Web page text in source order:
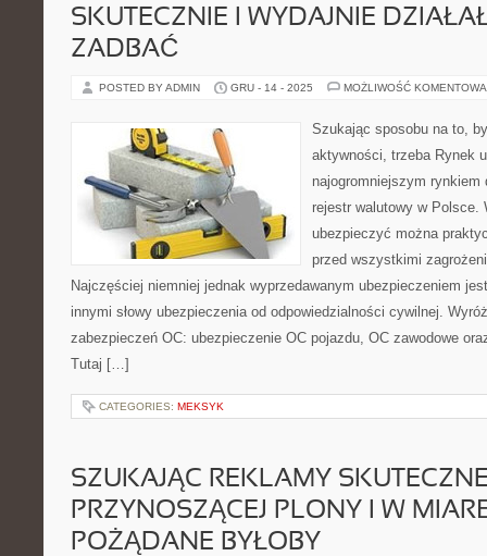
SKUTECZNIE I WYDAJNIE
ZADBAĆ
POSTED BY ADMIN GRU - 14 - 2025 MOŻLIWOŚĆ
Szukając sposobu na to,
aktywności, trzeba Rynek
najogromniejszym
rejestr walutowy w
ubezpieczyć można
przed wszystkimi
Najczęściej niemniej jednak wyprzedawanym ubezpieczeniem
innymi słowy ubezpieczenia od odpowiedzialności cywilnej.
zabezpieczeń OC: ubezpieczenie OC pojazdu, OC zawodowe
Tutaj […]
CATEGORIES: MEKSYK
SZUKAJĄC REKLAMY
PRZYNOSZĄCEJ PLONY I W
POŻĄDANE BYŁOBY